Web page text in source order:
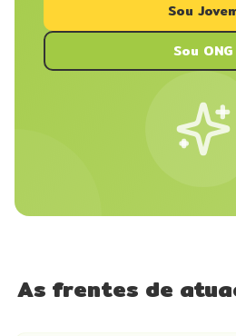
Sou
Sou ONG
As frentes de